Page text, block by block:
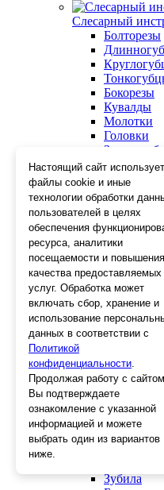
Слесарный
Болторезы
Бокорезы
Кувалды
Молотки
Головки
Зенкера,
Керны
Патроны,
Ножницы
Съемники
Пинцеты
Магниты
Клещи для
Кабелерезы
Гайкорезы
Зажимы
Тиски
Отвертки
Ножницы
Наборы
Кусачки
Зубила
Настоящий сайт использует
файлы cookie и иные
технологии обработки
пользователей в целях
обеспечения
ресурса, аналитики
посещаемости и повышения
качества предоставляемых
услуг. Обработка может
включать сбор, хранение и
использование
данных в соответствии с
Политикой
конфиденциальности.
Продолжая работу с
Вы подтверждаете
ознакомление с указанной
информацией и можете
выбрать один из вариантов
ниже.